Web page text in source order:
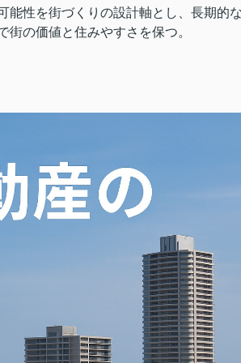
能性を街づくりの設計軸とし、長期的
街の価値と住みやすさを保つ。